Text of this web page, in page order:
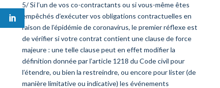
5/ Si l’un de vos co-contractants ou si vous-même êtes
empêchés d’exécuter vos obligations contractuelles en
raison de l’épidémie de coronavirus, le premier réflexe est
de vérifier si votre contrat contient une clause de force
majeure : une telle clause peut en effet modifier la
définition donnée par l’article 1218 du Code civil pour
l’étendre, ou bien la restreindre, ou encore pour lister (de
manière limitative ou indicative) les événements